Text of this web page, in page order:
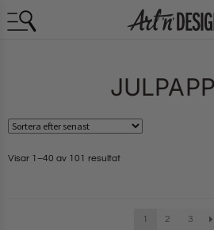
Visar 1–40 av 101 resultat
1 2 3